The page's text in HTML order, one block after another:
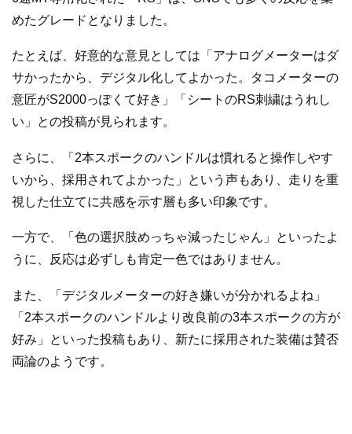
めたグレードとなりました。
たとえば、好意的な意見としては「アナログメーターはダ
サかったから、デジタル化してよかった。タコメーターの
意匠がS2000っぽくて好き」「シートのRS刺繍はうれし
い」との投稿が見られます。
さらに、「2本スポークのハンドルは慣れると操作しやす
いから、採用されてよかった」という声もあり、走りを重
視した仕立てに共感を示す層も多い印象です。
一方で、「色の選択肢めっちゃ減ったじゃん」といったよ
うに、反応は必ずしも肯定一色ではありません。
また、「デジタルメーターの好き嫌いが分かれるよね」
「2本スポークのハンドルより改良前の3本スポークの方が
好み」といった投稿もあり、新たに採用された装備は賛否
両論のようです。